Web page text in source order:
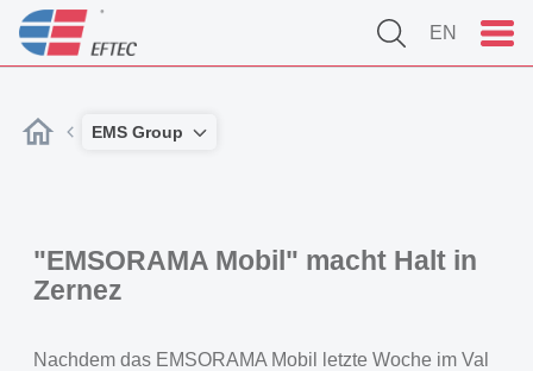
EN
EMS Group
"EMSORAMA Mobil" macht Halt in
Zernez
Nachdem das EMSORAMA Mobil letzte Woche im Val